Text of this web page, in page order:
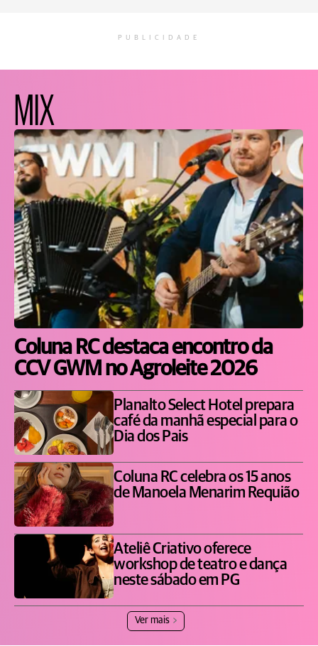
PUBLICIDADE
MIX
Coluna RC destaca encontro da
CCV GWM no Agroleite 2026
Planalto Select Hotel prepara
café da manhã especial para o
Dia dos Pais
Coluna RC celebra os 15 anos
de Manoela Menarim Requião
Ateliê Criativo oferece
workshop de teatro e dança
neste sábado em PG
Ver mais